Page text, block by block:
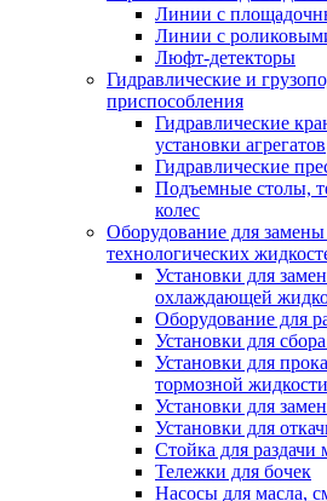
Линии с
Линии с
Люфт-детекторы
Гидравлические и
приспособления
Гидравлические
установки агрегатов
Гидравлические
Подъемные столы,
колес
Оборудование для
технологических
Установки для
охлаждающей
Оборудование для
Установки для
Установки для
тормозной жидкости
Установки для
Установки для
Стойка для раздачи
Тележки для бочек
Насосы для масла,